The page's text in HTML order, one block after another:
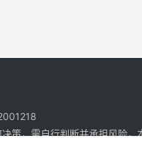
策，需自行判断并承担风险，